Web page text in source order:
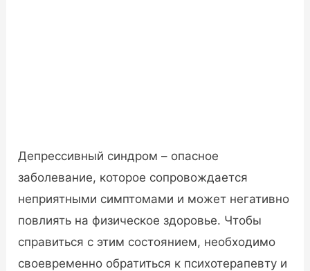
Депрессивный синдром – опасное
заболевание, которое сопровождается
неприятными симптомами и может негативно
повлиять на физическое здоровье. Чтобы
справиться с этим состоянием, необходимо
своевременно обратиться к психотерапевту и